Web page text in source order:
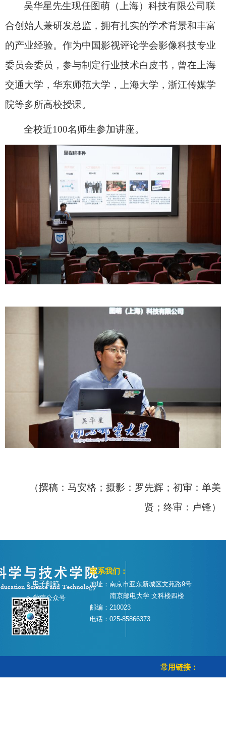
吴华星先生现任图萌（上海）科技有限公司联
合创始人兼研发总监，拥有扎实的学术背景和丰富
的产业经验。作为中国影视评论学会影像科技专业
委员会委员，参与制定行业技术白皮书，曾在上海
交通大学，华东师范大学，上海大学，浙江传媒学
院等多所高校授课。
全校近100名师生参加讲座。
（撰稿：马安格；摄影：罗先辉；初审：单美
贤；终审：卢锋）
联系我们：
地址：南京市亚东新城区文苑路9号
南京邮电大学 文科楼四楼
邮编：210023
电话：025-85866373
> 电子邮箱
> 学院公众号
常用链接：